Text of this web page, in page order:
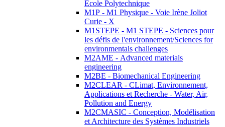
École Polytechnique
M1P - M1 Physique - Voie Irène Joliot
Curie - X
M1STEPE - M1 STEPE - Sciences pour
les défis de l'environnement/Sciences for
environmentals challenges
M2AME - Advanced materials
engineering
M2BE - Biomechanical Engineering
M2CLEAR - CLimat, Environnement,
Applications et Recherche - Water, Air,
Pollution and Energy
M2CMASIC - Conception, Modélisation
et Architecture des Systèmes Industriels